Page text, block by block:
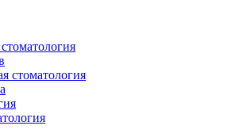
стоматология